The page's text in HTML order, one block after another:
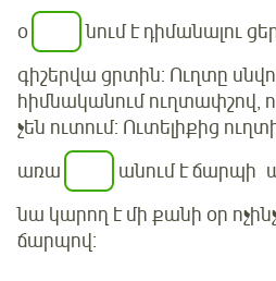
օ նում է դիմանալու
գիշերվա ցրտին: Ուղտը
հիմնականում ուղտափշով,
չեն ուտում: Ուտելիքից
առա
անում է ճարպի
նա կարող է մի քանի օր ոչինչ
ճարպով: